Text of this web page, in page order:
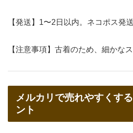
【発送】1〜2日以内。ネコポス発
【注意事項】古着のため、細かな
メルカリで売れやすくす
ント